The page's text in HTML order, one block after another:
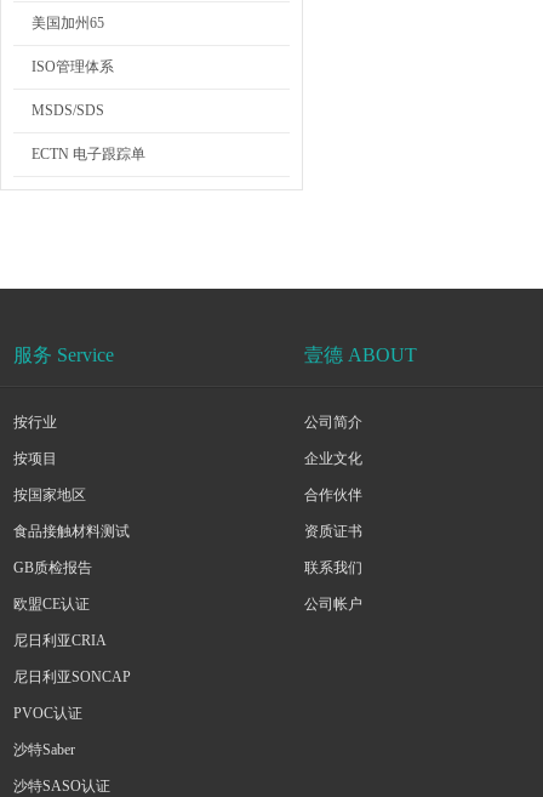
美国加州65
ISO管理体系
MSDS/SDS
ECTN 电子跟踪单
服务 Service
按行业
按项目
按国家地区
食品接触材料测试
GB质检报告
欧盟CE认证
尼日利亚CRIA
尼日利亚SONCAP
PVOC认证
沙特Saber
沙特SASO认证
壹德 ABOUT
公司简介
企业文化
合作伙伴
资质证书
联系我们
公司帐户